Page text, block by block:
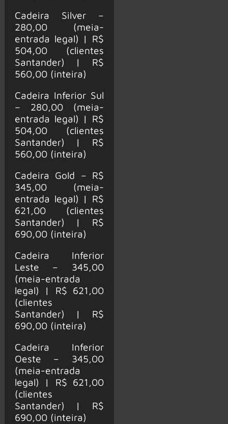
Cadeira Silver –
280,00 (meia-
entrada legal) | R$
504,00 (clientes
Santander) | R$
560,00 (inteira)
Cadeira Inferior Sul
– 280,00 (meia-
entrada legal) | R$
504,00 (clientes
Santander) | R$
560,00 (inteira)
Cadeira Gold – R$
345,00 (meia-
entrada legal) | R$
621,00 (clientes
Santander) | R$
690,00 (inteira)
Cadeira Inferior
Leste – 345,00
(meia-entrada
legal) | R$ 621,00
(clientes
Santander) | R$
690,00 (inteira)
Cadeira Inferior
Oeste – 345,00
(meia-entrada
legal) | R$ 621,00
(clientes
Santander) | R$
690,00 (inteira)